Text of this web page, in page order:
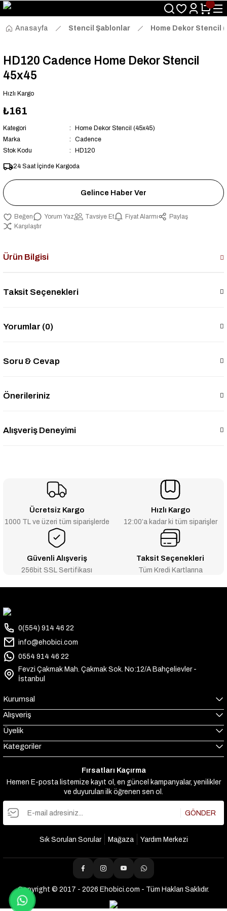
Size Özel "HG10" Kodu ile Sepette Hemen %10 İndirim Fırsatını
Kaçırmayın!
Anasayfa
Stencil Şablonlar Home Dekor Stencil
HD120 Cadence Home Dekor Stencil
45x45
Hızlı Kargo
₺161
Kategori
Home Dekor Stencil (45x45)
Marka
Cadence
Stok Kodu
HD120
24 Saat İçinde Kargoda
Gelince Haber Ver
Yorum Yaz Tavsiye Et Fiyat Alarmı
Paylaş
Karşılaştır
Ürün Bilgisi
Taksit Seçenekleri
Yorumlar (0)
Soru & Cevap
Önerileriniz
Alışveriş Deneyimi
Ücretsiz Kargo
1000 TL ve üzeri tüm siparişlerde
Hızlı Kargo
12:00’a kadar ki tüm siparişler
Güvenli Alışveriş
256bit SSL Sertifikası
Taksit Seçenekleri
Tüm Kredi Kartlarına
0(554) 914 46 22
info@ehobici.com
0554 914 46 22
Fevzi Çakmak Mah. Çakmak Sok. No:12/A Bahçelievler -
İstanbul
Kurumsal
Alışveriş
Üyelik
Kategoriler
Fırsatları Kaçırma
Hemen E-posta listemize kayıt ol, en güncel kampanyalar, yenilikler
ve duyuruları ilk öğrenen sen ol.
GÖNDER
Sık Sorulan Sorular Mağaza Yardım Merkezi
Copyright © 2017 - 2026 Ehobici.com - Tüm Hakları Saklıdır.